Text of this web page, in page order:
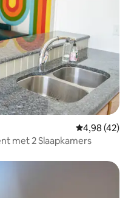
Gemiddelde
4,98 (42)
met 2 Slaapkamers